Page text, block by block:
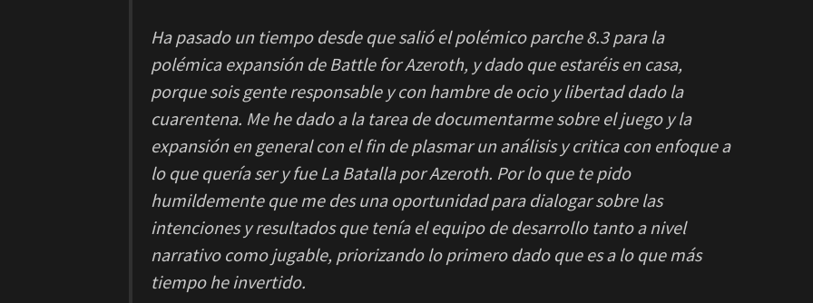
Ha pasado un tiempo desde que salió el polémico parche 8.3 para la
polémica expansión de Battle for Azeroth, y dado que estaréis en casa,
porque sois gente responsable y con hambre de ocio y libertad dado la
cuarentena. Me he dado a la tarea de documentarme sobre el juego y la
expansión en general con el fin de plasmar un análisis y critica con enfoque a
lo que quería ser y fue La Batalla por Azeroth. Por lo que te pido
humildemente que me des una oportunidad para dialogar sobre las
intenciones y resultados que tenía el equipo de desarrollo tanto a nivel
narrativo como jugable, priorizando lo primero dado que es a lo que más
tiempo he invertido.